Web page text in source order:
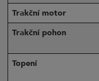
Trakční motor
Trakční pohon
Topení